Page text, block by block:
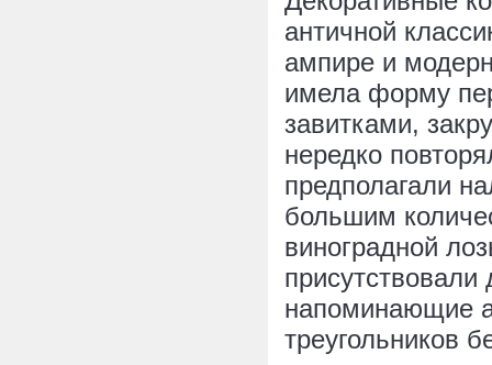
античной
ампире и
имела форму
завитками,
нередко
предполагали
большим
виноградной
напоминающие
треугольников